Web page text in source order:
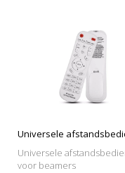
Universele
Universele
voor beamers